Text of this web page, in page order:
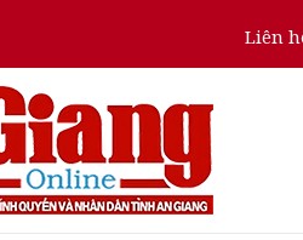
Liên